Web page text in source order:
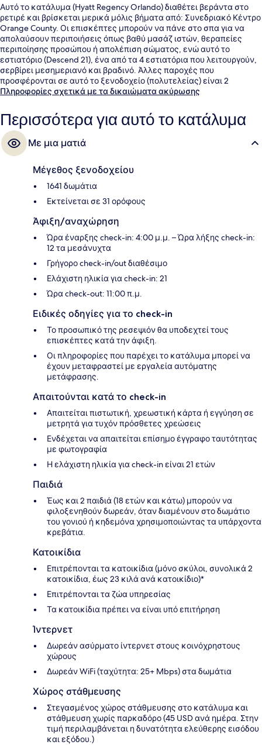
Αυτό το κατάλυμα (Hyatt Regency Orlando) διαθέτει βεράντα στο
ρετιρέ και βρίσκεται μερικά μόλις βήματα από: Συνεδριακό Κέντρο
Orange County. Οι επισκέπτες μπορούν να πάνε στο σπα για να
απολαύσουν περιποιήσεις όπως βαθύ μασάζ ιστών, θεραπείες
περιποίησης προσώπου ή απολέπιση σώματος, ενώ αυτό το
εστιατόριο (Descend 21), ένα από τα 4 εστιατόρια που λειτουργούν,
σερβίρει μεσημεριανό και βραδινό. Άλλες παροχές που
προσφέρονται σε αυτό το ξενοδοχείο (πολυτελείας) είναι 2
μπαρ/lounge, εξωτερική πισίνα και μπαρ δίπλα στην πισίνα. Για την
εξαιρετική βαθμολογία από τους ταξιδιώτες.
Πληροφορίες σχετικά με τα δικαιώματα ακύρωσης
Περισσότερα για αυτό το κατάλυμα
Με μια ματιά
Μέγεθος ξενοδοχείου
1641 δωμάτια
Εκτείνεται σε 31 ορόφους
Άφιξη/αναχώρηση
Ώρα έναρξης check-in: 4:00 μ.μ. – Ώρα λήξης check-in:
12 τα μεσάνυχτα
Γρήγορο check-in/out διαθέσιμο
Ελάχιστη ηλικία για check-in: 21
Ώρα check-out: 11:00 π.μ.
Ειδικές οδηγίες για το check-in
Το προσωπικό της ρεσεψιόν θα υποδεχτεί τους
επισκέπτες κατά την άφιξη.
Οι πληροφορίες που παρέχει το κατάλυμα μπορεί να
έχουν μεταφραστεί με εργαλεία αυτόματης
μετάφρασης.
Απαιτούνται κατά το check-in
Απαιτείται πιστωτική, χρεωστική κάρτα ή εγγύηση σε
μετρητά για τυχόν πρόσθετες χρεώσεις
Ενδέχεται να απαιτείται επίσημο έγγραφο ταυτότητας
με φωτογραφία
Η ελάχιστη ηλικία για check-in είναι 21 ετών
Παιδιά
Έως και 2 παιδιά (18 ετών και κάτω) μπορούν να
φιλοξενηθούν δωρεάν, όταν διαμένουν στο δωμάτιο
του γονιού ή κηδεμόνα χρησιμοποιώντας τα υπάρχοντα
κρεβάτια.
Κατοικίδια
Επιτρέπονται τα κατοικίδια (μόνο σκύλοι, συνολικά 2
κατοικίδια, έως 23 κιλά ανά κατοικίδιο)*
Επιτρέπονται τα ζώα υπηρεσίας
Τα κατοικίδια πρέπει να είναι υπό επιτήρηση
Ίντερνετ
Δωρεάν ασύρματο ίντερνετ στους κοινόχρηστους
χώρους
Δωρεάν WiFi (ταχύτητα: 25+ Mbps) στα δωμάτια
Χώρος στάθμευσης
Στεγασμένος χώρος στάθμευσης στο κατάλυμα και
στάθμευση χωρίς παρκαδόρο (45 USD ανά ημέρα. Στην
τιμή περιλαμβάνεται η δυνατότητα ελεύθερης εισόδου
και εξόδου.)